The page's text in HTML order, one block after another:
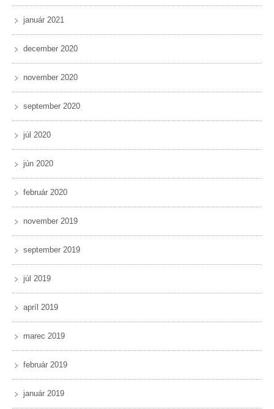
január 2021
december 2020
november 2020
september 2020
júl 2020
jún 2020
február 2020
november 2019
september 2019
júl 2019
apríl 2019
marec 2019
február 2019
január 2019